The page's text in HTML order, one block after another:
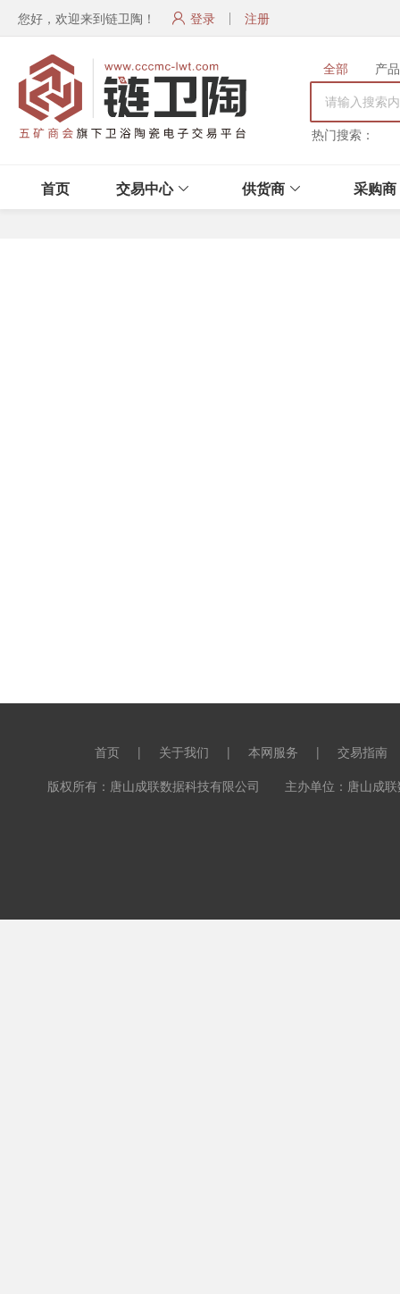
您好，欢迎来到链卫陶！ 登录 注册
全部 产品
热门搜索：
首页 交易中心 供货商 采购商
首页 | 关于我们 | 本网服务 |
交易指南
版权所有：唐山成联数据科技有限公司 主办单位：唐山成